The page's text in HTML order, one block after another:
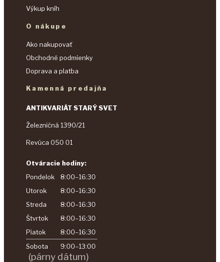
Výkup kníh
O nákupe
Ako nakupovať
Obchodné podmienky
Doprava a platba
Kamenná predajňa
ANTIKVARIÁT STARÝ SVET
Železničná 1390/21
Revúca 050 01
Otváracie hodiny:
Pondelok
8:00–16:30
Utorok
8:00–16:30
Streda
8:00–16:30
Štvrtok
8:00–16:30
Piatok
8:00–16:30
Sobota
9:00–13:00
(párny dátum)